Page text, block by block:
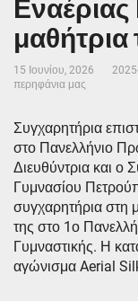
μαθήτρια
15 Ιουνίου, 2026
περηφάνια μας
Συγχαρητήρια
στο Πανελλήνιο
Διευθύντρια και ο
Γυμνασίου
συγχαρητήρια στη
της στο 1ο
Γυμναστικής. Η
αγώνισμα Aerial